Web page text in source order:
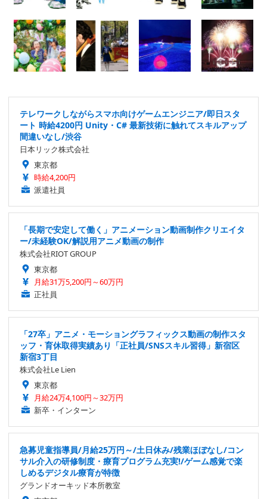
テレワークしながらスマホ向けゲームエンジニア/即日スタ
ート 時給4200円 Unity・C# 最新技術に触れてスキルアップ
間違いなし/渋谷
日本リック株式会社
東京都
時給4,200円
派遣社員
「長期で安定して働く」アニメーション動画制作クリエイタ
ー/未経験OK/解説用アニメ動画の制作
株式会社RIOT GROUP
東京都
月給31万5,200円～60万円
正社員
「27卒」アニメ・モーショングラフィックス動画の制作スタ
ッフ・育休取得実績あり「正社員/SNSスキル習得」新宿区
新宿3丁目
株式会社Le Lien
東京都
月給24万4,100円～32万円
新卒・インターン
急募児童指導員/月給25万円～/土日休み/残業ほぼなし/コン
サル介入の研修制度・療育プログラム充実!/ゲーム感覚で楽
しめるデジタル療育が特徴
グランドオーキッド本所教室